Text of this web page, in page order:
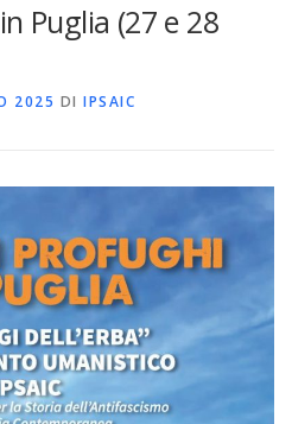
Puglia (27 e 28
2025 DI IPSAIC